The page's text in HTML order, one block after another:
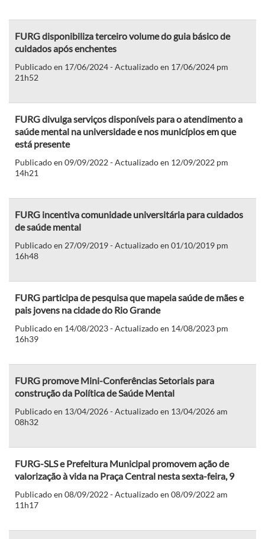
FURG disponibiliza terceiro volume do guia básico de
cuidados após enchentes
Publicado en 17/06/2024 - Actualizado en 17/06/2024 pm
21h52
FURG divulga serviços disponíveis para o atendimento a
saúde mental na universidade e nos municípios em que
está presente
Publicado en 09/09/2022 - Actualizado en 12/09/2022 pm
14h21
FURG incentiva comunidade universitária para cuidados
de saúde mental
Publicado en 27/09/2019 - Actualizado en 01/10/2019 pm
16h48
FURG participa de pesquisa que mapeia saúde de mães e
pais jovens na cidade do Rio Grande
Publicado en 14/08/2023 - Actualizado en 14/08/2023 pm
16h39
FURG promove Mini-Conferências Setoriais para
construção da Política de Saúde Mental
Publicado en 13/04/2026 - Actualizado en 13/04/2026 am
08h32
FURG-SLS e Prefeitura Municipal promovem ação de
valorização à vida na Praça Central nesta sexta-feira, 9
Publicado en 08/09/2022 - Actualizado en 08/09/2022 am
11h17